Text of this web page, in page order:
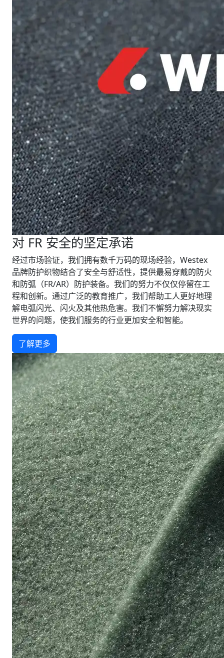
对 FR 安全的坚定承诺
经过市场验证，我们拥有数千万码的现场经验，Westex
品牌防护织物结合了安全与舒适性，提供最易穿戴的防火
和防弧（FR/AR）防护装备。我们的努力不仅仅停留在工
程和创新。通过广泛的教育推广，我们帮助工人更好地理
解电弧闪光、闪火及其他热危害。我们不懈努力解决现实
世界的问题，使我们服务的行业更加安全和智能。
了解更多